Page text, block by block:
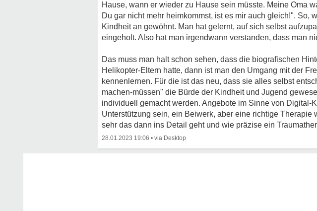
Hause, wann er wieder zu Hause sein müsste. Meine Oma
Du gar nicht mehr heimkommst, ist es mir auch gleich!". So,
Kindheit an gewöhnt. Man hat gelernt, auf sich selbst
eingeholt. Also hat man irgendwann verstanden, dass man
Das muss man halt schon sehen, dass die biografischen
Helikopter-Eltern hatte, dann ist man den Umgang mit der
kennenlernen. Für die ist das neu, dass sie alles selbst
machen-müssen" die Bürde der Kindheit und Jugend
individuell gemacht werden. Angebote im Sinne von
Unterstützung sein, ein Beiwerk, aber eine richtige
sehr das dann ins Detail geht und wie präzise ein
28.01.2023 19:06 •